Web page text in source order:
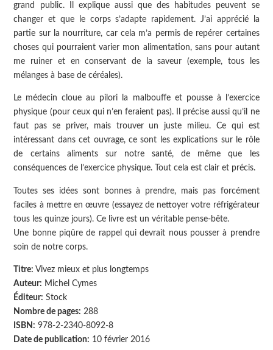
grand public. Il explique aussi que des habitudes peuvent se
changer et que le corps s’adapte rapidement. J’ai apprécié la
partie sur la nourriture, car cela m’a permis de repérer certaines
choses qui pourraient varier mon alimentation, sans pour autant
me ruiner et en conservant de la saveur (exemple, tous les
mélanges à base de céréales).
Le médecin cloue au pilori la malbouffe et pousse à l’exercice
physique (pour ceux qui n’en feraient pas). Il précise aussi qu’il ne
faut pas se priver, mais trouver un juste milieu. Ce qui est
intéressant dans cet ouvrage, ce sont les explications sur le rôle
de certains aliments sur notre santé, de même que les
conséquences de l’exercice physique. Tout cela est clair et précis.
Toutes ses idées sont bonnes à prendre, mais pas forcément
faciles à mettre en œuvre (essayez de nettoyer votre réfrigérateur
tous les quinze jours). Ce livre est un véritable pense-bête.
Une bonne piqûre de rappel qui devrait nous pousser à prendre
soin de notre corps.
Titre: Vivez mieux et plus longtemps
Auteur: Michel Cymes
Éditeur: Stock
Nombre de pages: 288
ISBN: 978-2-2340-8092-8
Date de publication: 10 février 2016